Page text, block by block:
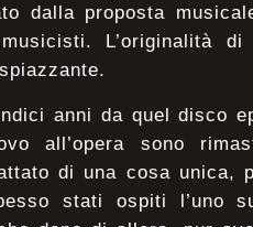
dalla proposta
L’originalità di
anni da quel disco
all’opera sono
di una cosa unica,
stati ospiti l’uno